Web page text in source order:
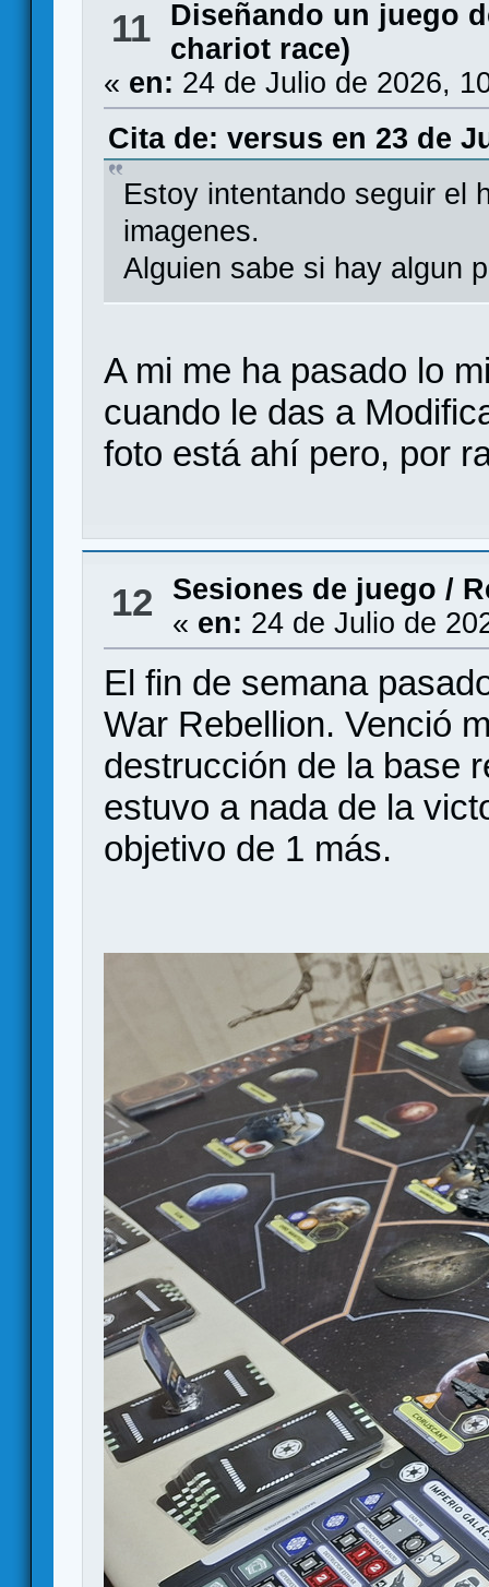
11
Diseñando un juego
chariot race)
« en: 24 de Julio de 2026,
Cita de: versus en 23 de
Estoy intentando seguir el
imagenes.
Alguien sabe si hay algun
A mi me ha pasado lo
cuando le das a
foto está ahí pero, por
12 Sesiones de juego /
« en: 24 de Julio de
El fin de semana
War Rebellion. Venció
destrucción de la base
estuvo a nada de la
objetivo de 1 más.